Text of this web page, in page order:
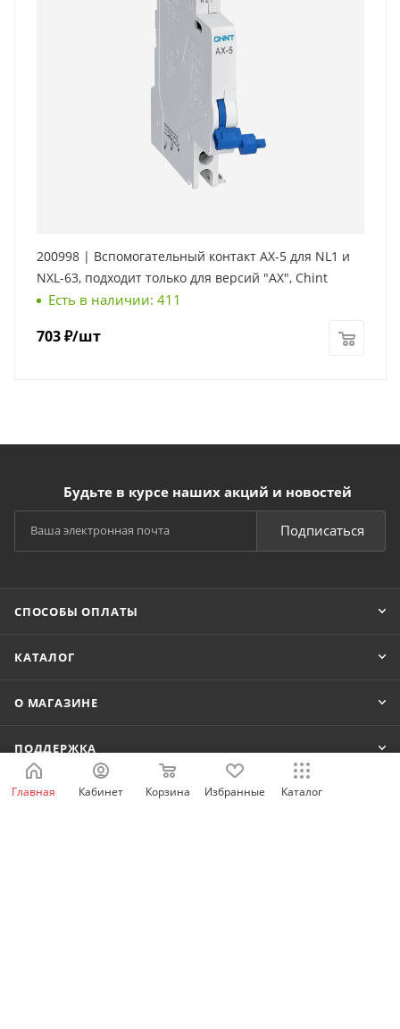
200998 | Вспомогательный контакт AX-5 для NL1 и
NXL-63, подходит только для версий "AX", Chint
Есть в наличии: 411
703₽/шт
Будьте в курсе наших акций и новостей
Подписаться
СПОСОБЫ ОПЛАТЫ
КАТАЛОГ
О МАГАЗИНЕ
ПОДДЕРЖКА
Главная Кабинет Корзина Избранные Каталог